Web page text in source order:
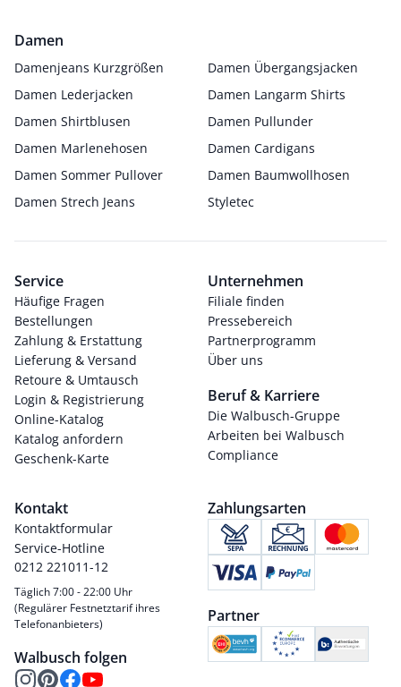
Damen
Damenjeans Kurzgrößen
Damen Übergangsjacken
Damen Lederjacken
Damen Langarm Shirts
Damen Shirtblusen
Damen Pullunder
Damen Marlenehosen
Damen Cardigans
Damen Sommer Pullover
Damen Baumwollhosen
Damen Strech Jeans
Styletec
Service
Häufige Fragen
Bestellungen
Zahlung & Erstattung
Lieferung & Versand
Retoure & Umtausch
Login & Registrierung
Online-Katalog
Katalog anfordern
Geschenk-Karte
Unternehmen
Filiale finden
Pressebereich
Partnerprogramm
Über uns
Beruf & Karriere
Die Walbusch-Gruppe
Arbeiten bei Walbusch
Compliance
Kontakt
Kontaktformular
Service-Hotline
0212 221011-12
Täglich 7:00 - 22:00 Uhr
(Regulärer Festnetztarif ihres
Telefonanbieters)
Walbusch folgen
Zahlungsarten
Partner